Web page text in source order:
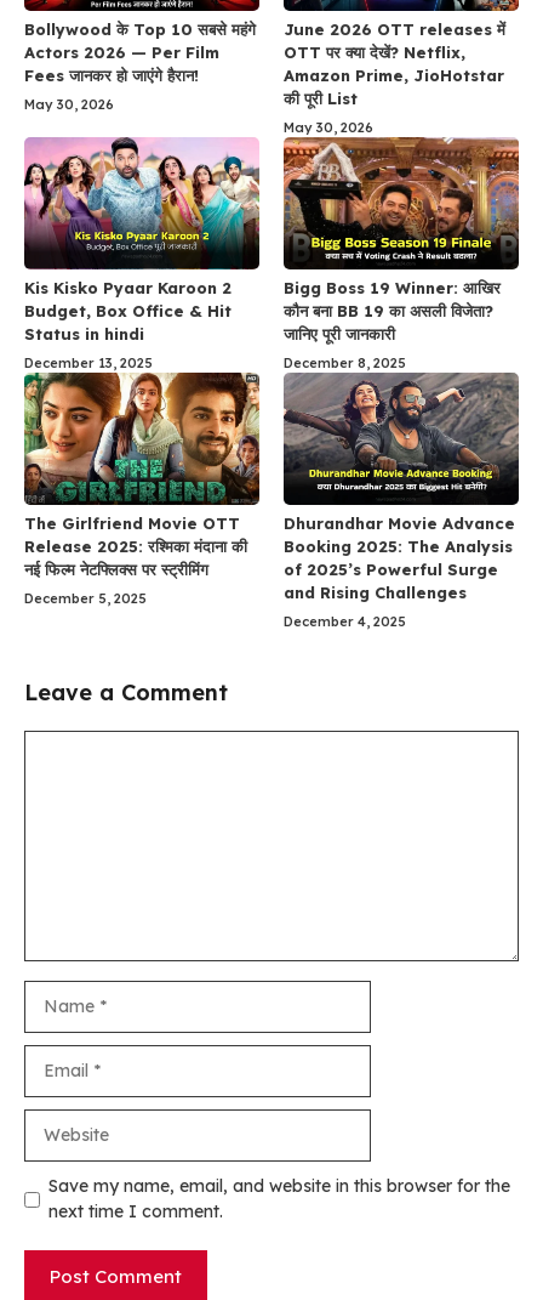
Bollywood के Top 10 सबसे महंगे
Actors 2026 — Per Film
Fees जानकर हो जाएंगे हैरान!
May 30, 2026
June 2026 OTT releases में
OTT पर क्या देखें? Netflix,
Amazon Prime, JioHotstar
की पूरी List
May 30, 2026
Kis Kisko Pyaar Karoon 2
Budget, Box Office & Hit
Status in hindi
December 13, 2025
Bigg Boss 19 Winner: आखिर
कौन बना BB 19 का असली विजेता?
जानिए पूरी जानकारी
December 8, 2025
The Girlfriend Movie OTT
Release 2025: रश्मिका मंदाना की
नई फिल्म नेटफ्लिक्स पर स्ट्रीमिंग
December 5, 2025
Dhurandhar Movie Advance
Booking 2025: The Analysis
of 2025’s Powerful Surge
and Rising Challenges
December 4, 2025
Leave a Comment
Save my name, email, and website in this browser for the
next time I comment.